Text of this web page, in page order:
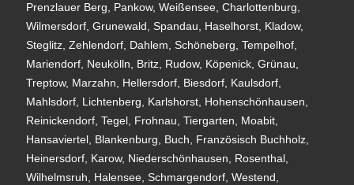
Prenzlauer Berg, Pankow, Weißensee, Charlottenburg,
Wilmersdorf, Grunewald, Spandau, Haselhorst, Kladow,
Steglitz, Zehlendorf, Dahlem, Schöneberg, Tempelhof,
Mariendorf, Neukölln, Britz, Rudow, Köpenick, Grünau,
Treptow, Marzahn, Hellersdorf, Biesdorf, Kaulsdorf,
Mahlsdorf, Lichtenberg, Karlshorst, Hohenschönhausen,
Reinickendorf, Tegel, Frohnau, Tiergarten, Moabit,
Hansaviertel, Blankenburg, Buch, Französisch Buchholz,
Heinersdorf, Karow, Niederschönhausen, Rosenthal,
Wilhelmsruh, Halensee, Schmargendorf, Westend,